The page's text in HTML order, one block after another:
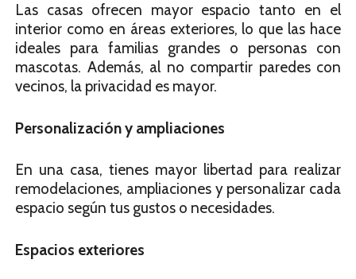
Las casas ofrecen mayor espacio tanto en el
interior como en áreas exteriores, lo que las hace
ideales para familias grandes o personas con
mascotas. Además, al no compartir paredes con
vecinos, la privacidad es mayor.
Personalización y ampliaciones
En una casa, tienes mayor libertad para realizar
remodelaciones, ampliaciones y personalizar cada
espacio según tus gustos o necesidades.
Espacios exteriores